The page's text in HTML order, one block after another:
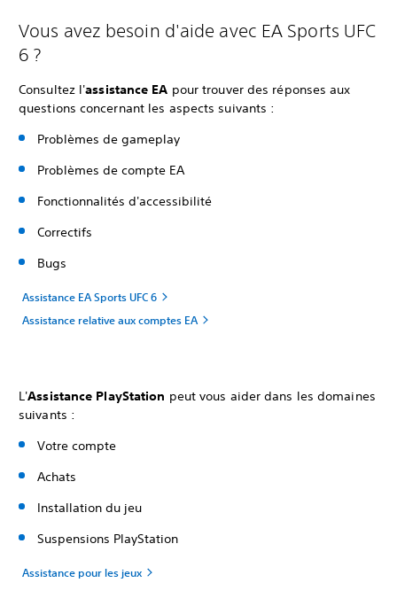
Vous avez besoin d'aide avec EA Sports UFC
6 ?
Consultez l'assistance EA pour trouver des réponses aux
questions concernant les aspects suivants :
Problèmes de gameplay
Problèmes de compte EA
Fonctionnalités d'accessibilité
Correctifs
Bugs
Assistance EA Sports UFC 6
Assistance relative aux comptes EA
L'Assistance PlayStation peut vous aider dans les domaines
suivants :
Votre compte
Achats
Installation du jeu
Suspensions PlayStation
Assistance pour les jeux